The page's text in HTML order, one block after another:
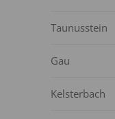
Taunusstein
Gau
Kelsterbach